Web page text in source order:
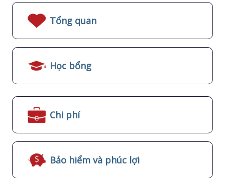
Tổng quan
Học bổng
Chi phí
Bảo hiểm và phúc lợi